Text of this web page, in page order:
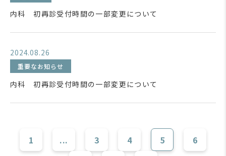
内科 初再診受付時間の一部変更について
2024.08.26
重要なお知らせ
内科 初再診受付時間の一部変更について
1 ... 3 4 5
6